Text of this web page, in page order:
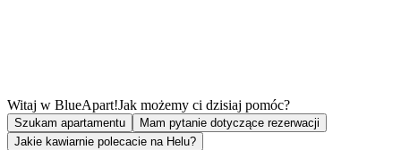
Witaj w BlueApart!Jak możemy ci dzisiaj pomóc?
Szukam apartamentu
Mam pytanie dotyczące rezerwacji
Jakie kawiarnie polecacie na Helu?